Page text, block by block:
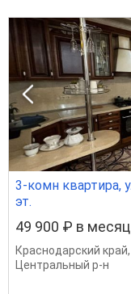
3-комн квартира,
эт.
49 900 ₽ в месяц
Краснодарский край,
Центральный р-н